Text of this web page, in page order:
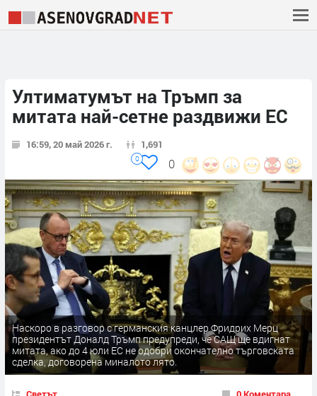
Ултиматумът на Тръмп за
митата най-сетне раздвижи ЕС
16:59, 20 май 2026 г. 1,691
0
0
Наскоро в разговор с германския канцлер Фридрих Мерц
президентът Доналд Тръмп предупреди, че САЩ ще вдигнат
митата, ако до 4 юли ЕС не одобри окончателно търговската
сделка, договорена миналото лято.